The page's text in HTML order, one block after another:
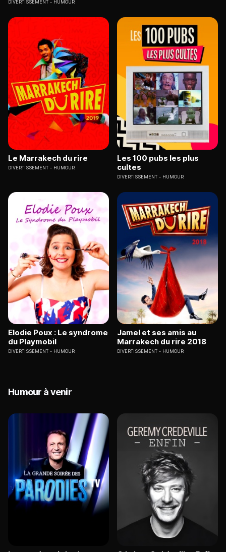
DIVERTISSEMENT HUMOUR
Le Marrakech du rire
DIVERTISSEMENT HUMOUR
Les 100 pubs les plus
cultes
DIVERTISSEMENT HUMOUR
Elodie Poux : Le syndrome
du Playmobil
DIVERTISSEMENT HUMOUR
Jamel et ses amis au
Marrakech du rire 2018
DIVERTISSEMENT HUMOUR
Humour à venir